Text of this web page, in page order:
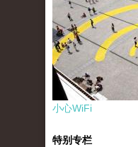
小心WiFi
特别专栏